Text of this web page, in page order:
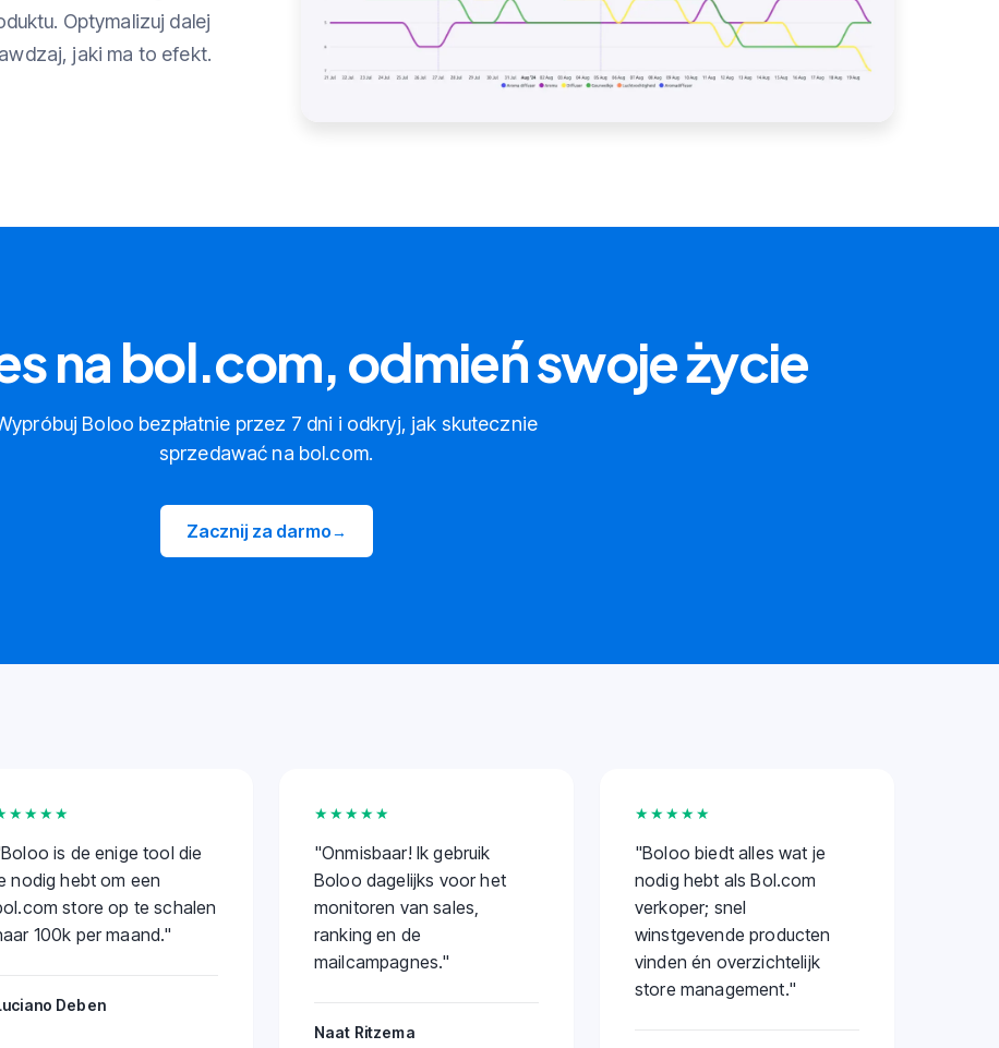
Optymalizuj dalej
jaki ma to efekt.
na bol.com, odmień swoje życie
Boloo bezpłatnie przez 7 dni i odkryj, jak skutecznie
sprzedawać na bol.com.
Zacznij za darmo→
Boloo is de enige tool die
nodig hebt om een
store op te schalen
100k per maand."
Deben
★★★★★
"Onmisbaar! Ik gebruik
Boloo dagelijks voor het
monitoren van sales,
ranking en de
mailcampagnes."
Naat Ritzema
★★★★★
"Boloo biedt alles wat je
nodig hebt als Bol.com
verkoper; snel
winstgevende producten
vinden én overzichtelijk
store management."